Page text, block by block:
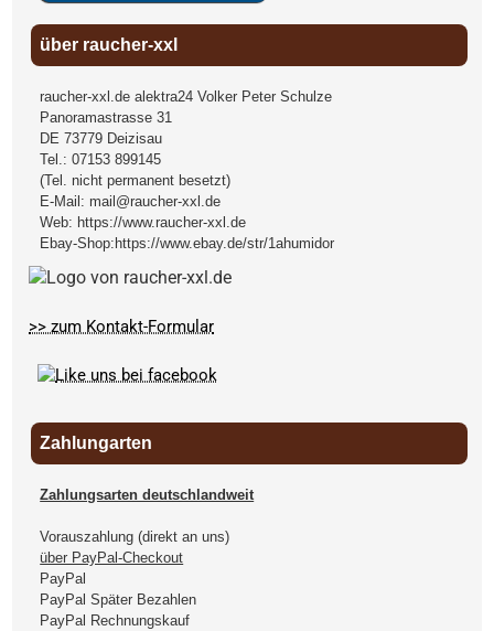
über raucher-xxl
raucher-xxl.de alektra24 Volker Peter Schulze
Panoramastrasse 31
DE 73779 Deizisau
Tel.:07153 899145
(Tel. nicht permanent besetzt)
E-Mail: mail@raucher-xxl.de
Web: https://www.raucher-xxl.de
Ebay-Shop: https://www.ebay.de/str/1ahumidor
>> zum Kontakt-Formular
Zahlungarten
Zahlungsarten deutschlandweit
Vorauszahlung (direkt an uns)
über PayPal-Checkout
PayPal
PayPal Später Bezahlen
PayPal Rechnungskauf